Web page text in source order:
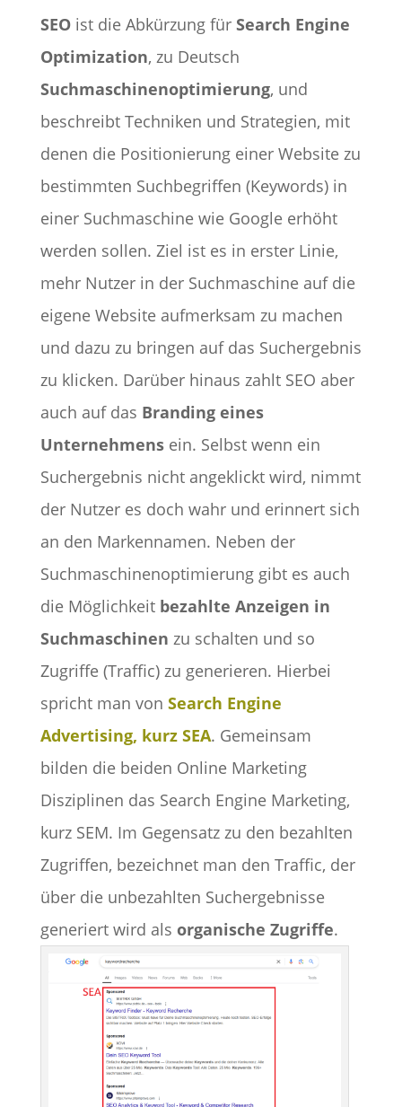
SEOist die Abkürzung für Search Engine
Optimization, zu Deutsch
Suchmaschinenoptimierung, und
beschreibt Techniken und Strategien, mit
denen die Positionierung einer Website zu
bestimmten Suchbegriffen (Keywords) in
einer Suchmaschine wie Google erhöht
werden sollen. Ziel ist es in erster Linie,
mehr Nutzer in der Suchmaschine auf die
eigene Website aufmerksam zu machen
und dazu zu bringen auf das Suchergebnis
zu klicken. Darüber hinaus zahlt SEO aber
auch auf das Branding eines
Unternehmensein. Selbst wenn ein
Suchergebnis nicht angeklickt wird, nimmt
der Nutzer es doch wahr und erinnert sich
an den Markennamen. Neben der
Suchmaschinenoptimierung gibt es auch
die Möglichkeit bezahlte Anzeigen in
Suchmaschinen zu schalten und so
Zugriffe (Traffic) zu generieren. Hierbei
spricht man von Search Engine
Advertising, kurz SEA. Gemeinsam
bilden die beiden Online Marketing
Disziplinen das Search Engine Marketing,
kurz SEM. Im Gegensatz zu den bezahlten
Zugriffen, bezeichnet man den Traffic, der
über die unbezahlten Suchergebnisse
generiert wird als organische Zugriffe.